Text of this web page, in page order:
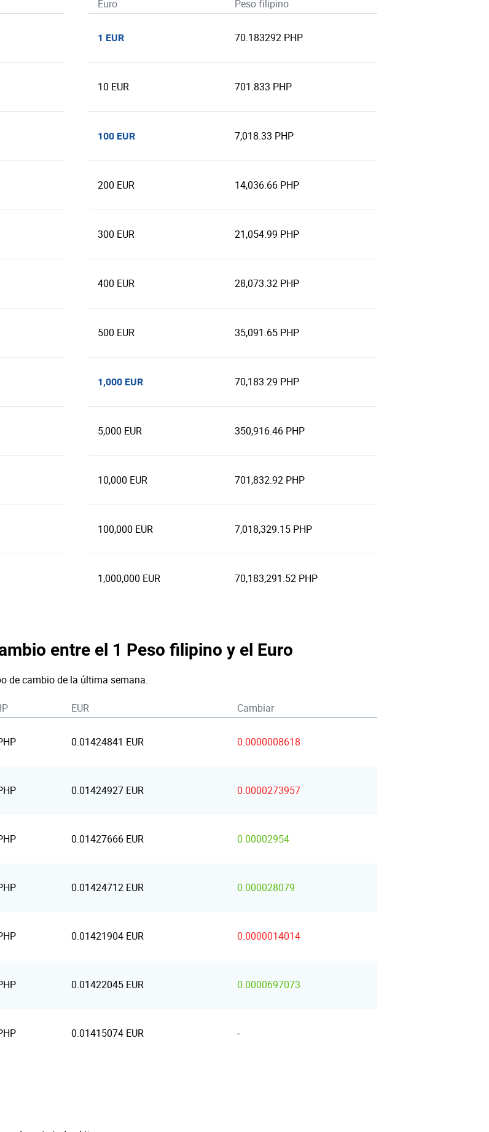
Euro Peso filipino
1 EUR 70.183292 PHP
10 EUR 701.833 PHP
100 EUR 7,018.33 PHP
200 EUR 14,036.66 PHP
300 EUR 21,054.99 PHP
400 EUR 28,073.32 PHP
500 EUR 35,091.65 PHP
1,000 EUR 70,183.29 PHP
5,000 EUR 350,916.46 PHP
10,000 EUR 701,832.92 PHP
100,000 EUR 7,018,329.15 PHP
1,000,000 EUR 70,183,291.52 PHP
entre el 1 Peso filipino y el Euro
de cambio de la última semana.
EUR Cambiar
0.01424841 EUR 0.0000008618
0.01424927 EUR 0.0000273957
0.01427666 EUR 0.00002954
0.01424712 EUR 0.000028079
0.01421904 EUR 0.0000014014
0.01422045 EUR 0.0000697073
0.01415074 EUR -